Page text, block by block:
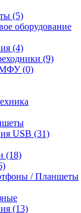
(5)
оборудование
(4)
(9)
(0)
USB (31)
(18)
/ Планшеты
(13)